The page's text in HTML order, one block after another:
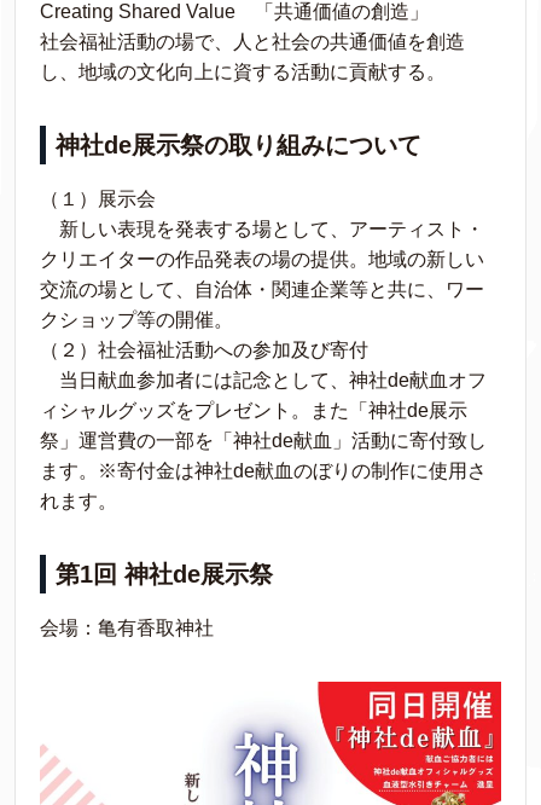
Creating Shared Value 「共通価値の創造」
社会福祉活動の場で、人と社会の共通価値を創造
し、地域の文化向上に資する活動に貢献する。
神社de展示祭の取り組みについて
（１）展示会
新しい表現を発表する場として、アーティスト・
クリエイターの作品発表の場の提供。地域の新しい
交流の場として、自治体・関連企業等と共に、ワー
クショップ等の開催。
（２）社会福祉活動への参加及び寄付
当日献血参加者には記念として、神社de献血オフ
ィシャルグッズをプレゼント。また「神社de展示
祭」運営費の一部を「神社de献血」活動に寄付致し
ます。※寄付金は神社de献血のぼりの制作に使用さ
れます。
第1回 神社de展示祭
会場：亀有香取神社